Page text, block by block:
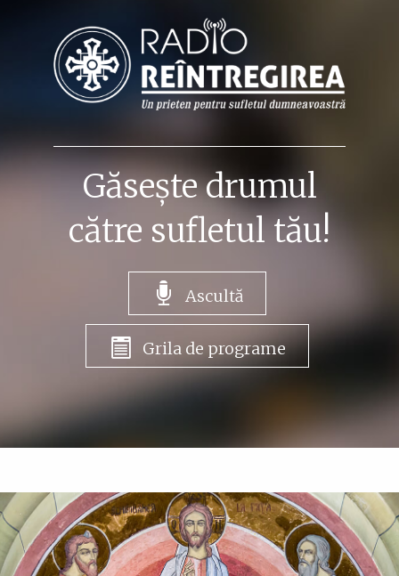
Găsește drumul
către sufletul tău!
Ascultă
Grila de programe